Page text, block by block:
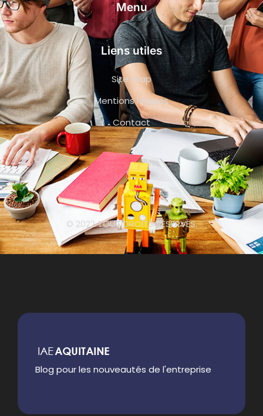
Menu
Liens utiles
Site map
Mentions légales
Contact
© 2022 TOUT DROITS RÉSERVÉS.
Blog pour les nouveautés de l'entreprise